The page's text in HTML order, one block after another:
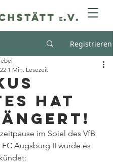
Registrieren
hat
1 Min. Lesezeit
im Spiel des VfB
Augsburg II wurde es